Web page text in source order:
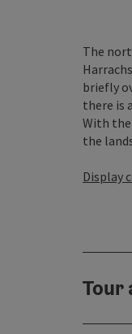
The
briefly
there is
With
the
Display
Tour